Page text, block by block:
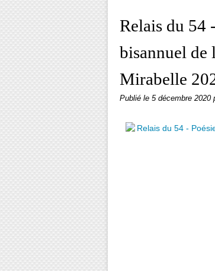
Relais du 54
bisannuel
Mirabelle
Publié le 5 décembre 2020